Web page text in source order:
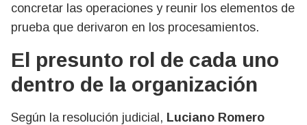
concretar las operaciones y reunir los elementos de
prueba que derivaron en los procesamientos.
El presunto rol de cada uno
dentro de la organización
Según la resolución judicial, Luciano Romero